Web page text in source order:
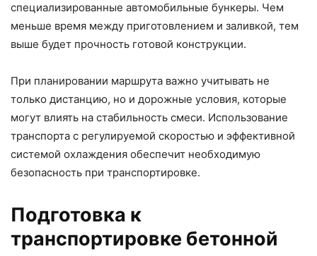
специализированные автомобильные бункеры. Чем
меньше время между приготовлением и заливкой, тем
выше будет прочность готовой конструкции.
При планировании маршрута важно учитывать не
только дистанцию, но и дорожные условия, которые
могут влиять на стабильность смеси. Использование
транспорта с регулируемой скоростью и эффективной
системой охлаждения обеспечит необходимую
безопасность при транспортировке.
Подготовка к
транспортировке бетонной